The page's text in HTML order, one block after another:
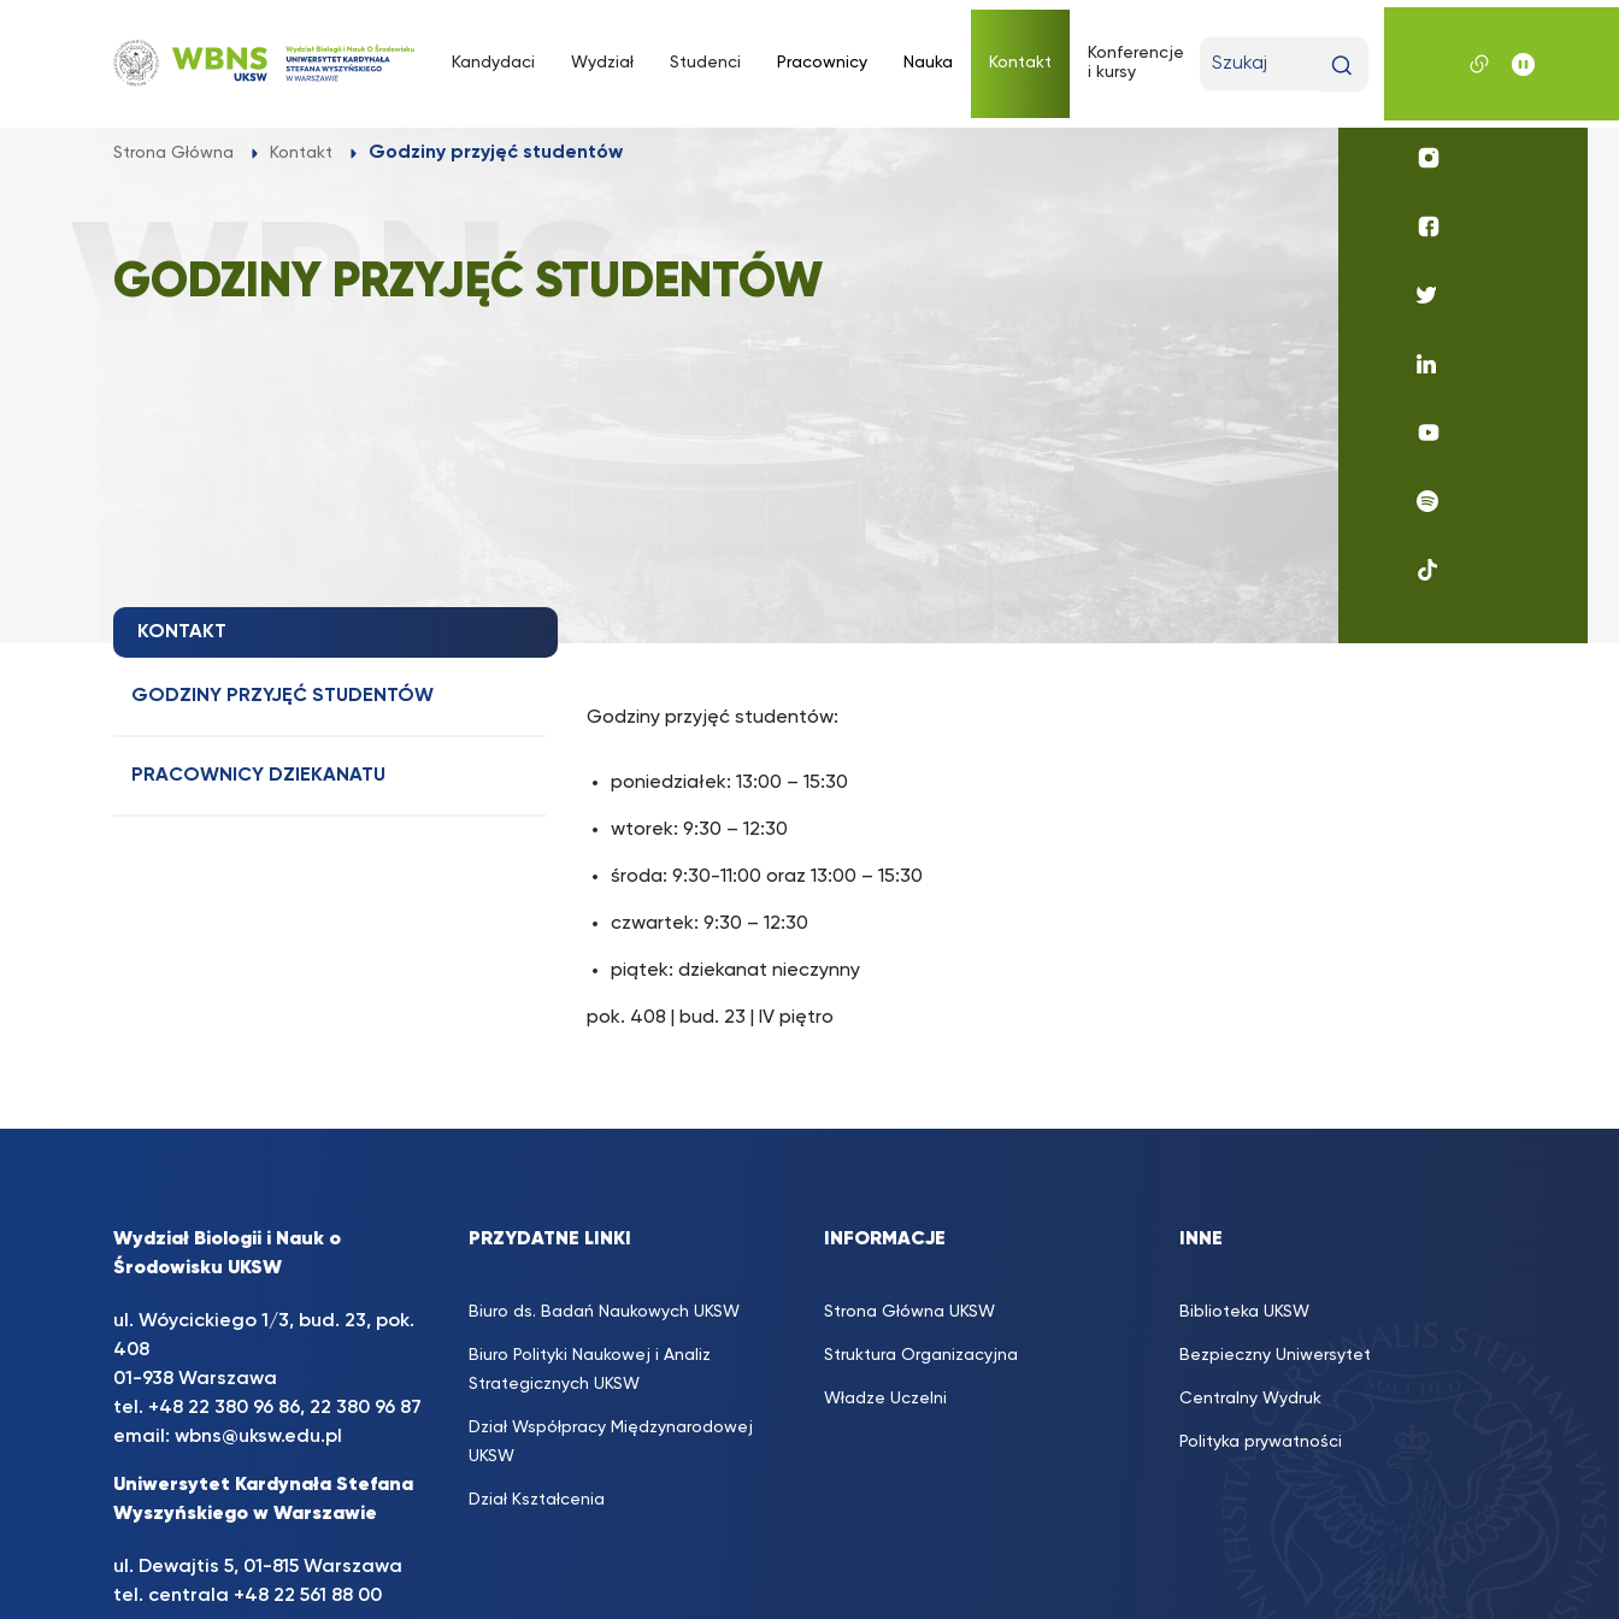
Kandydaci Wydział Studenci Pracownicy Nauka Kontakt
Konferencje
i kursy
wyszukiwaną
Strona Główna Kontakt Godziny przyjęć studentów
GODZINY PRZYJĘĆ STUDENTÓW
Profil
Profil
Profil
Profil
Linkedin
UKSW
UKSW
UKSW
KONTAKT
GODZINY PRZYJĘĆ STUDENTÓW
PRACOWNICY DZIEKANATU
Godziny przyjęć studentów:
poniedziałek: 13:00 – 15:30
wtorek: 9:30 – 12:30
środa: 9:30-11:00 oraz 13:00 – 15:30
czwartek: 9:30 – 12:30
piątek: dziekanat nieczynny
pok. 408 | bud. 23 | IV piętro
Wydział Biologii i Nauk o
Środowisku UKSW
ul. Wóycickiego 1/3, bud. 23, pok.
408
01-938 Warszawa
tel. +48 22 380 96 86, 22 380 96 87
email: wbns@uksw.edu.pl
Uniwersytet Kardynała Stefana
Wyszyńskiego w Warszawie
ul. Dewajtis 5, 01-815 Warszawa
tel. centrala +48 22 561 88 00
PRZYDATNE LINKI
Biuro ds. Badań Naukowych UKSW
Biuro Polityki Naukowej i Analiz
Strategicznych UKSW
Dział Współpracy Międzynarodowej
UKSW
Dział Kształcenia
INFORMACJE
Strona Główna UKSW
Struktura Organizacyjna
Władze Uczelni
INNE
Biblioteka UKSW
Bezpieczny Uniwersytet
Centralny Wydruk
Polityka prywatności